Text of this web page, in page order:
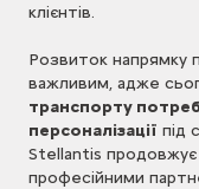
клієнтів.
Розвиток напрямку
важливим, адже
транспорту
персоналізації під
Stellantis
професійними